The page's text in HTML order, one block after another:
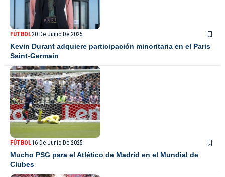
FÚTBOL20 De Junio De 2025
Kevin Durant adquiere participación minoritaria en el Paris
Saint‑Germain
FÚTBOL16 De Junio De 2025
Mucho PSG para el Atlético de Madrid en el Mundial de
Clubes